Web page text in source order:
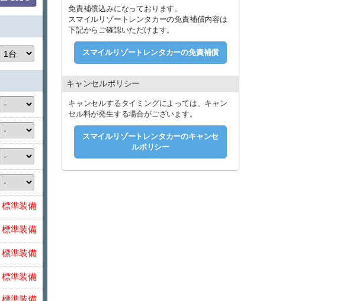
きますのでご了承願います。
にて少しお待ちいただく場合がございます。
合がございます。
るお客様は、タクシー代キャッシュバック（上限１，００
、領収書を必ず店舗スタッフへお渡しください。
ていただけるよう、
料貸出/ 充電器無料貸出
た場合に、お客様にご負担いただく「営業できない期間の補償
場合は１０万円、返却できない（レッカー移動）場合は２０万
償制度（2,000円/1日）にご加入されたお客様は上記の負担額が
申し受けます。
標準装備
標準装備
標準装備
標準装備
標準装備
免責補償込みになっております。
スマイルリゾートレンタカーの免責補償内容は
下記からご確認いただけます。
スマイルリゾートレンタカーの免責補償
キャンセルポリシー
キャンセルするタイミングによっては、キャン
セル料が発生する場合がございます。
スマイルリゾートレンタカーのキャンセ
ルポリシー